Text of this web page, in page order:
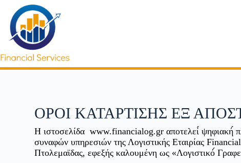
ΟΡΟΙ ΚΑΤΑΡΤΙΣΗΣ ΕΞ
H ιστοσελίδα www.financialog.gr αποτελεί́ ψηφιακή́
συναφών υπηρεσιών της Λογιστικής Εταιρίας
Πτολεμαϊδας, εφεξής καλουμένη ως «Λογιστικό́